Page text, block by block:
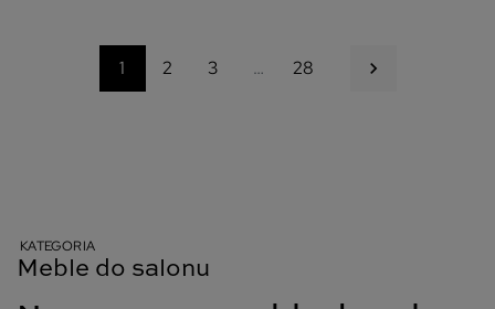
1 2 3 … 28 Następny

KATEGORIA
Meble do salonu